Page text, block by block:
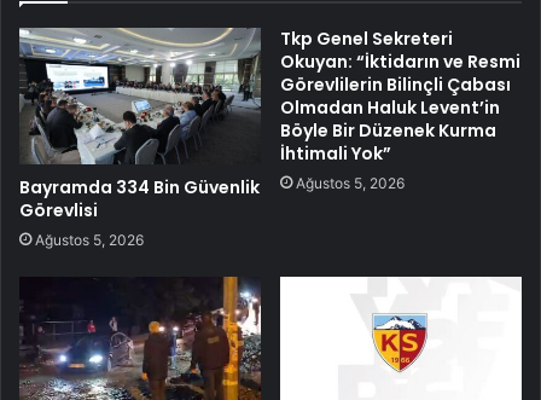
Bayramda 334 Bin Güvenlik
Görevlisi
Ağustos 5, 2026
Tkp Genel Sekreteri
Okuyan: “İktidarın ve Resmi
Görevlilerin Bilinçli Çabası
Olmadan Haluk Levent’in
Böyle Bir Düzenek Kurma
İhtimali Yok”
Ağustos 5, 2026